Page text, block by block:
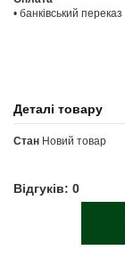
• банківський переказ
Деталі товару
Стан Новий товар
Відгуків: 0